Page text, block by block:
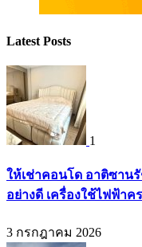
Latest Posts
1
ให้เช่าคอนโด อาติซานรั
อย่างดี เครื่องใช้ไฟฟ้าค
3 กรกฎาคม 2026